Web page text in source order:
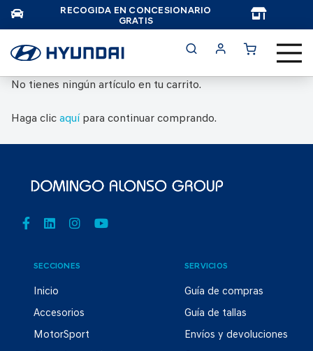
RECOGIDA EN CONCESIONARIO
GRATIS
No tienes ningún artículo en tu carrito.
Haga clic aquí para continuar comprando.
SECCIONES
Inicio
Accesorios
MotorSport
SERVICIOS
Guía de compras
Guía de tallas
Envíos y devoluciones